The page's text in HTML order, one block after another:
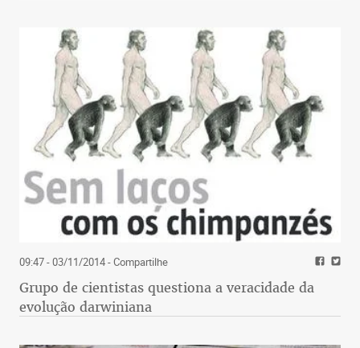
09:47 - 03/11/2014- Compartilhe
Grupo de cientistas questiona a veracidade da
evolução darwiniana